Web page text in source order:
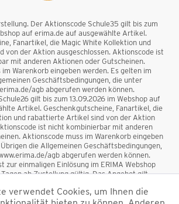
Der Aktionscode Schule35 gilt bis zum
auf erima.de auf ausgewählte Artikel.
Fanartikel, die Magic White Kollektion und
von der Aktion ausgeschlossen. Aktionscode ist
mit anderen Aktionen oder Gutscheinen.
Warenkorb eingeben werden. Es gelten im
Geschäftsbedingungen, die unter
agb abgerufen werden können.
gilt bis zum 13.09.2026 im Webshop auf
Artikel. Geschenkgutscheine, Fanartikel, die
und rabattierte Artikel sind von der Aktion
ist nicht kombinierbar mit anderen
Aktionscode muss im Warenkorb eingeben
die Allgemeinen Geschäftsbedingungen,
agb abgerufen werden können.
zur einmaligen Einlösung im ERIMA Webshop
ab Zustellung gültig. Das Angebot gilt
sind vom Rabatt ausgeschlossen. Der
mit anderen Aktionen oder Gutscheinen
verwendet Cookies, um Ihnen die